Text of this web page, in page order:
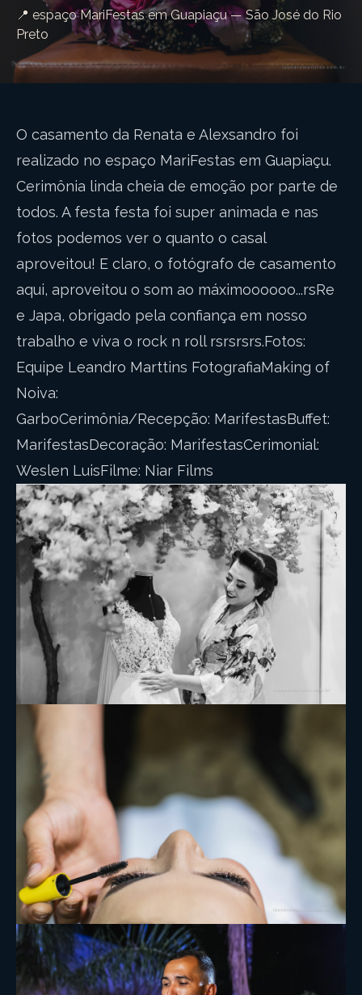
📍 espaço MariFestas em Guapiaçu — São José do Rio
Preto
O casamento da Renata e Alexsandro foi
realizado no espaço MariFestas em Guapiaçu.
Cerimônia linda cheia de emoção por parte de
todos. A festa festa foi super animada e nas
fotos podemos ver o quanto o casal
aproveitou! E claro, o fotógrafo de casamento
aqui, aproveitou o som ao máximoooooo...rsRe
e Japa, obrigado pela confiança em nosso
trabalho e viva o rock n roll rsrsrsrs.Fotos:
Equipe Leandro Marttins FotografiaMaking of
Noiva:
GarboCerimônia/Recepção: MarifestasBuffet:
MarifestasDecoração: MarifestasCerimonial:
Weslen LuisFilme: Niar Films